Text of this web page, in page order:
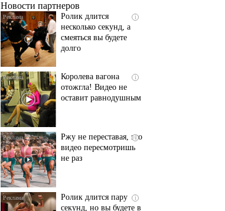
Новости партнеров
i
Ролик длится
несколько секунд, а
смеяться вы будете
долго
i
Королева вагона
отожгла! Видео не
оставит равнодушным
i
Ржу не переставая, это
видео пересмотришь
не раз
i
Ролик длится пару
секунд, но вы будете в